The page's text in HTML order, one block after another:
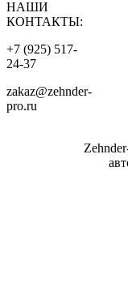
НАШИ
КОНТАКТЫ:
+7 (925) 517-
24-37
zakaz@zehnder-
pro.ru